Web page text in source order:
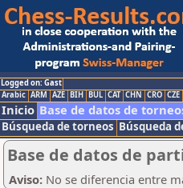
Logged on: Gast
Arabic ARM AZE BIH BUL CAT CHN CRO CZE
Inicio Base de datos de
Búsqueda de torneos Búsqueda
Base de datos de
Aviso: No se diferencia entre